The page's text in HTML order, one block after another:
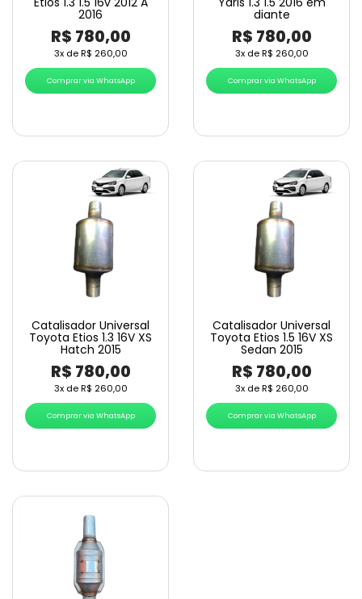
2016
R$ 780,00
3x deR$ 260,00
Comprar via WhatsApp
diante
R$ 780,00
3x deR$ 260,00
Comprar via WhatsApp
Catalisador Universal
Toyota Etios 1.3 16V XS
Hatch 2015
R$ 780,00
3x deR$ 260,00
Comprar via WhatsApp
Catalisador Universal
Toyota Etios 1.5 16V XS
Sedan 2015
R$ 780,00
3x deR$ 260,00
Comprar via WhatsApp